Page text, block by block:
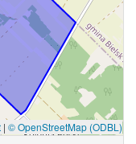
| © OpenStreetMap (ODBL)